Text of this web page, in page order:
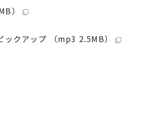
）
クアップ （mp3 2.5MB）